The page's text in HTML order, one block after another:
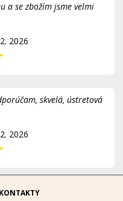
a se zbožím jsme velmi
2026
skvelá, ústretová
2026
KONTAKTY